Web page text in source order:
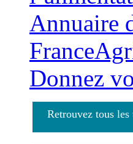
Annuaire
Donnez
Retrouvez tous les